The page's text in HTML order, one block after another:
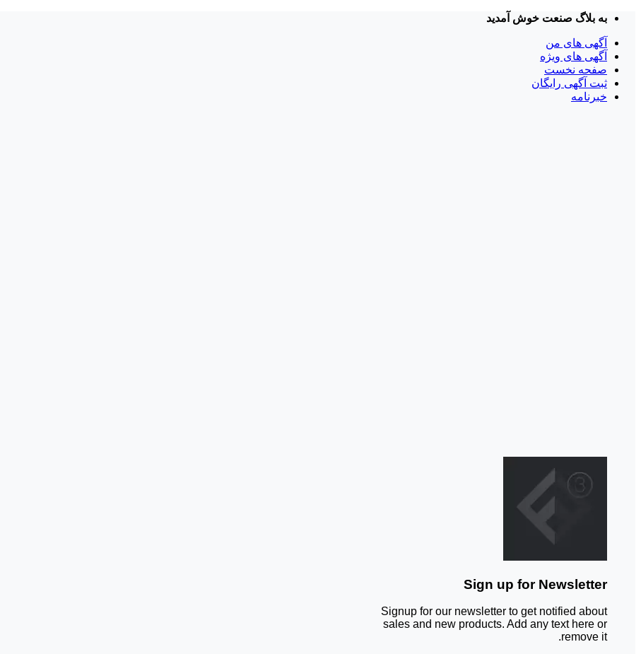
Skip
content
به بلاگ صنعت خوش آمدید
آگهی های من
آگهی های ویژه
صفحه نخست
ثبت آگهی رایگان
خبرنامه
Sign up for Newsletter
Signup for our newsletter to get notified about
sales and new products. Add any text here or
remove it.